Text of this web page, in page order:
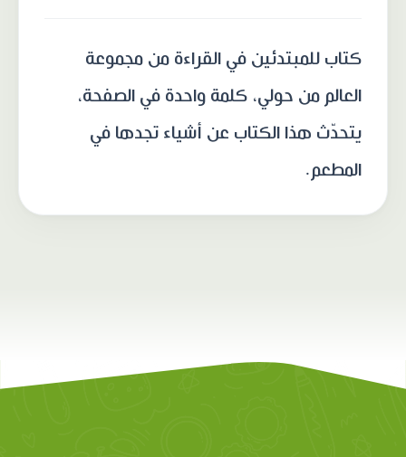
كتاب للمبتدئين في القراءة من مجموعة
العالم من حولي، كلمة واحدة في الصفحة،
يتحدّث هذا الكتاب عن أشياء تجدها في
المطعم.